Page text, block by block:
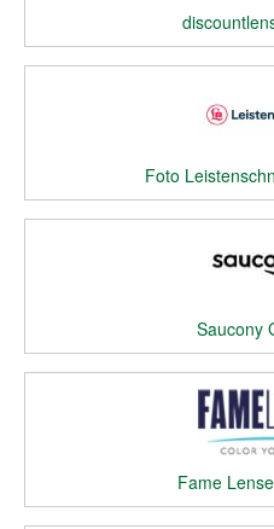
Foto
Saucony
Fame